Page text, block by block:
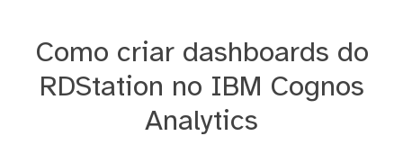
Como criar dashboards do
RDStation no IBM Cognos
Analytics